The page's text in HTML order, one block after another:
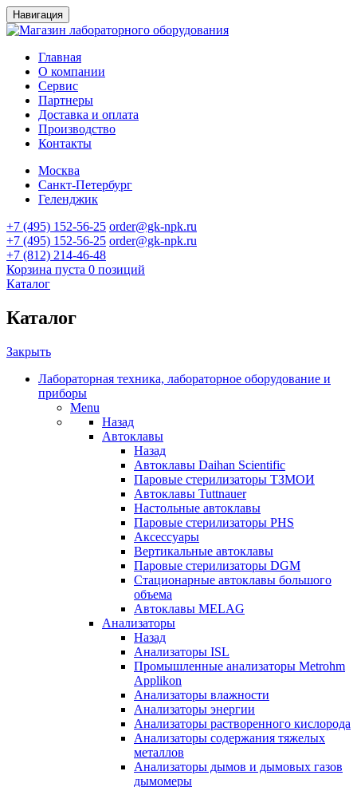
Навигация
Главная
О компании
Сервис
Партнеры
Доставка и оплата
Производство
Контакты
Москва
Санкт-Петербург
Геленджик
+7 (495) 152-56-25 order@gk-npk.ru
+7 (495) 152-56-25 order@gk-npk.ru
+7 (812) 214-46-48
Корзина пуста 0 позиций
Каталог
Каталог
Закрыть
Лабораторная техника, лабораторное оборудование и
приборы
Menu
Назад
Автоклавы
Назад
Автоклавы Daihan Scientific
Паровые стерилизаторы ТЗМОИ
Автоклавы Tuttnauer
Наcтольные автоклавы
Паровые стерилизаторы PHS
Аксессуары
Вертикальные автоклавы
Паровые стерилизаторы DGM
Стационарные автоклавы большого
объема
Автоклавы MELAG
Анализаторы
Назад
Анализаторы ISL
Промышленные анализаторы Metrohm
Applikon
Анализаторы влажности
Анализаторы энергии
Анализаторы растворенного кислорода
Анализаторы содержания тяжелых
металлов
Анализаторы дымов и дымовых газов
дымомеры